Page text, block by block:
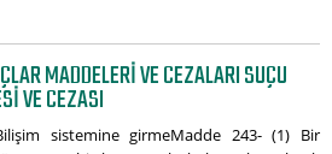
MADDELERI VE CEZALARI SUÇU
VE CEZASI
sistemine girmeMadde 243- (1) Bir